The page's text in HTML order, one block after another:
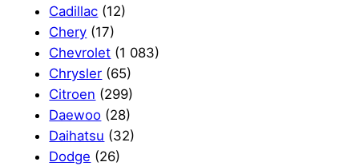
Cadillac (12)
Chery (17)
Chevrolet (1 083)
Chrysler (65)
Citroen (299)
Daewoo (28)
Daihatsu (32)
Dodge (26)